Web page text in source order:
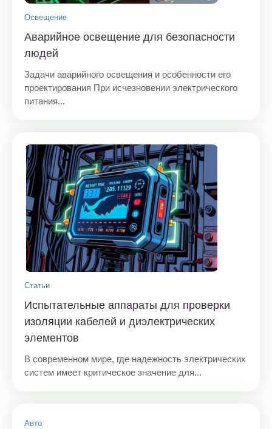
Освещение
Аварийное освещение для безопасности
людей
Задачи аварийного освещения и особенности его
проектирования При исчезновении электрического
питания...
Статьи
Испытательные аппараты для проверки
изоляции кабелей и диэлектрических
элементов
В современном мире, где надежность электрических
систем имеет критическое значение для...
Авто